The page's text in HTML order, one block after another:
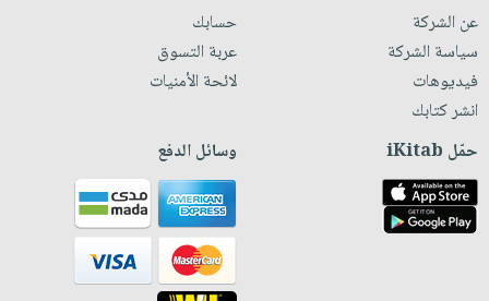
عن الشركة
سياسة الشركة
فيديوهات
انشر كتابك
حسابك
عربة التسوق
لائحة الأمنيات
حمّل iKitab وسائل الدفع